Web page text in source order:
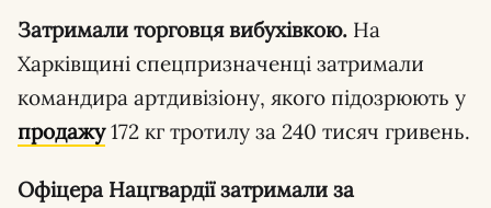
Затримали торговця вибухівкою. На
Харківщині спецпризначенці затримали
командира артдивізіону, якого підозрюють у
продажу172 кг тротилу за 240 тисяч гривень.
Офіцера Нацгвардії затримали за